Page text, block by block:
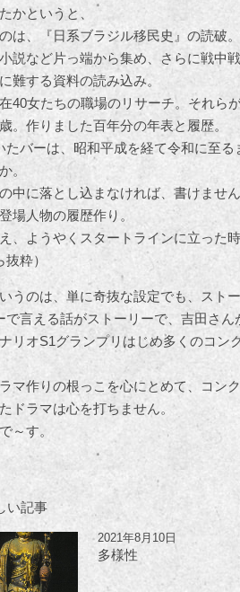
かというと、
のは、『日系ブラジル移民史』の読破
説など片っ端から集め、さらに戦中
難する資料の読み込み。
40女たちの職場のリサーチ。それら
。作りました百年分の年表と履歴。
たバーは、昭和平成を経て令和に至
。
中に落とし込まなければ、書けませ
場人物の履歴作り。
、ようやくスタートラインに立った
粋）
うのは、単に奇抜な設定でも、スト
で言える話がストーリーで、吉田さん
リオS1グランプリはじめ多くのコ
マ作りの根っこを心にとめて、コン
ドラマは心を打ちません。
～す。
い記事
2021年8月10日
多様性